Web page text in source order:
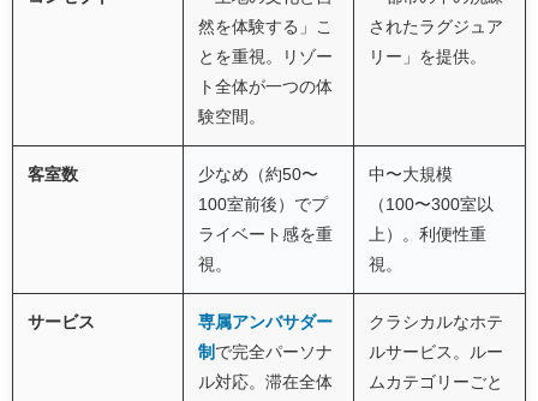
然を体験する」こ
とを重視。リゾー
ト全体が一つの体
験空間。
されたラグジュア
リー」を提供。
客室数
少なめ（約50〜
100室前後）でプ
ライベート感を重
視。
中〜大規模
（100〜300室以
上）。利便性重
視。
サービス
専属アンバサダー
制 で完全パーソナ
ル対応。滞在全体
クラシカルなホテ
ルサービス。ルー
ムカテゴリーごと